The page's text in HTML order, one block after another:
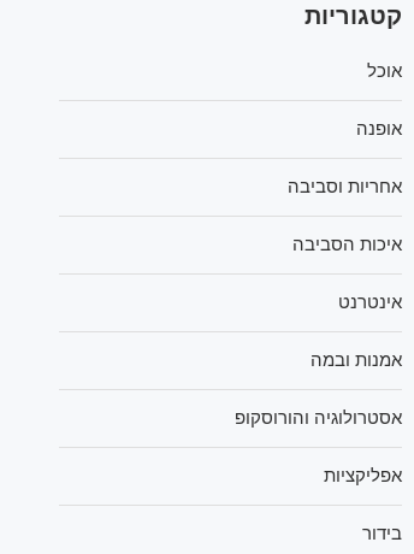
קטגוריות
אוכל
אופנה
אחריות וסביבה
איכות הסביבה
אינטרנט
אמנות ובמה
אסטרולוגיה והורוסקופ
אפליקציות
בידור